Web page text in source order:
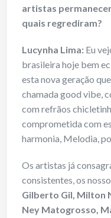
artistas
quais regrediram?
Lucynha Lima: Eu
brasileira hoje bem
esta nova geração
chamada good vibe,
com refrãos
comprometida com
harmonia, Melodia,
Os artistas já
consistentes, os
Gilberto Gil, Milton
Ney Matogrosso,